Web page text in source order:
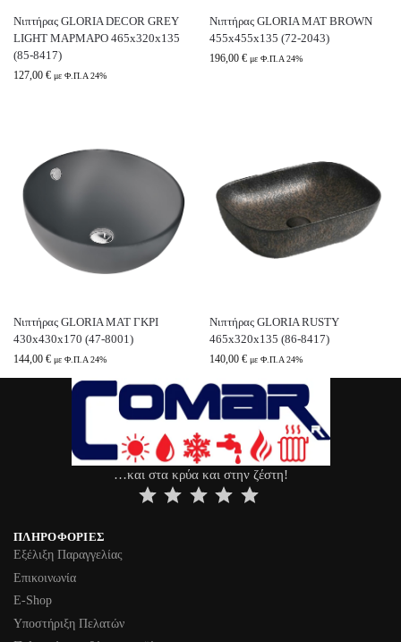
Νιπτήρας GLORIA DECOR GREY
LIGHT ΜΑΡΜΑΡΟ 465x320x135
(85-8417)
127,00 € με Φ.Π.Α 24%
Νιπτήρας GLORIA MAT BROWN
455x455x135 (72-2043)
196,00 € με Φ.Π.Α 24%
Νιπτήρας GLORIA ΜΑΤ ΓΚΡΙ
430x430x170 (47-8001)
144,00 € με Φ.Π.Α 24%
Νιπτήρας GLORIA RUSTY
465x320x135 (86-8417)
140,00 € με Φ.Π.Α 24%
…και στα κρύα και στην ζέστη!
ΠΛΗΡΟΦΟΡΊΕΣ
Εξέλιξη Παραγγελίας
Επικοινωνία
Ε-Shop
Υποστήριξη Πελατών